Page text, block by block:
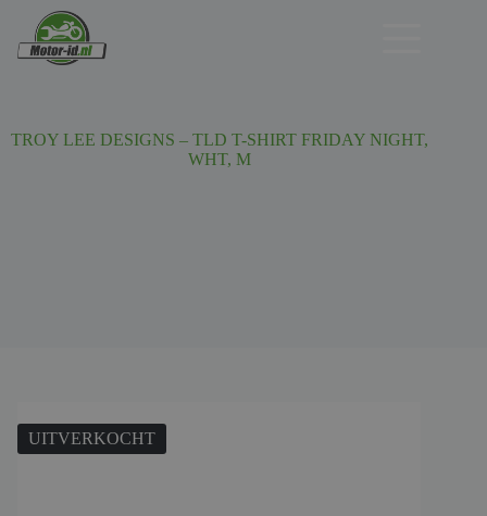
TROY LEE DESIGNS – TLD T-SHIRT FRIDAY NIGHT,
WHT, M
UITVERKOCHT